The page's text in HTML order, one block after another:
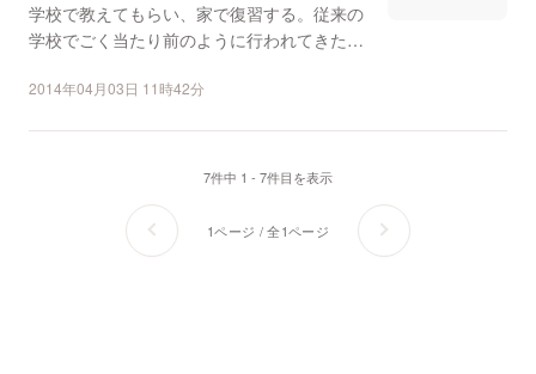
学校で教えてもらい、家で復習する。従来の
学校でごく当たり前のように行われてきた授
2014年04月03日 11時42分
7件中 1 - 7件目を表示
1ページ / 全1ページ